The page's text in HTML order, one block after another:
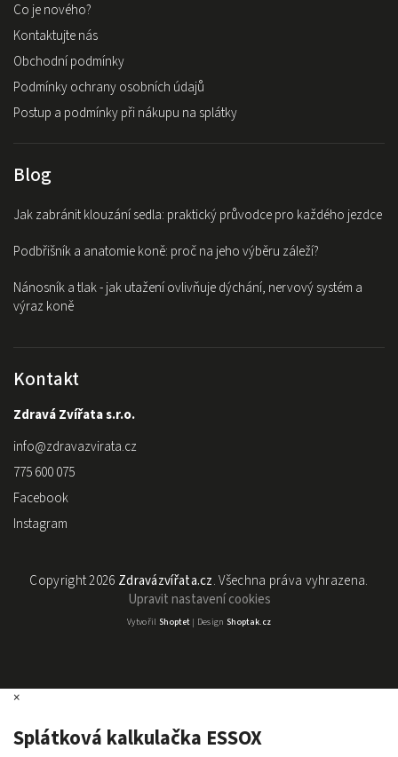
Co je nového?
Kontaktujte nás
Obchodní podmínky
Podmínky ochrany osobních údajů
Postup a podmínky při nákupu na splátky
Blog
Jak zabránit klouzání sedla: praktický průvodce pro každého jezdce
Podbřišník a anatomie koně: proč na jeho výběru záleží?
Nánosník a tlak - jak utažení ovlivňuje dýchání, nervový systém a
výraz koně
Kontakt
Zdravá Zvířata s.r.o.
info@zdravazvirata.cz
775 600 075
Facebook
Instagram
Copyright 2026 Zdravázvířata.cz. Všechna práva vyhrazena.
Upravit nastavení cookies
Vytvořil Shoptet| Design Shoptak.cz
×
Splátková kalkulačka ESSOX